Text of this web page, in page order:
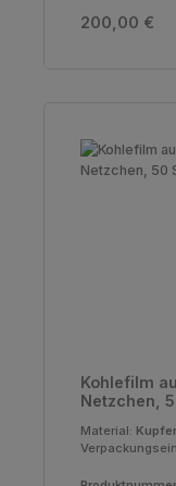
Regulärer
200,00 €
Kohlefilm
Netzchen,
Material: Kupfer